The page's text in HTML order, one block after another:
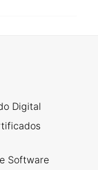
Digital
Software